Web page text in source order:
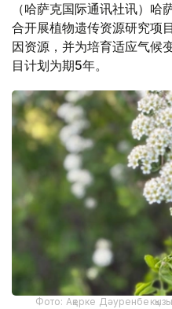
（哈萨克国际通讯社讯）
合开展植物遗传资源研究项
因资源，并为培育适应气候
目计划为期5年。
Фото: Ақерке